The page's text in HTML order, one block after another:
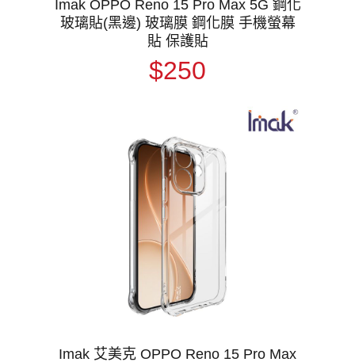
Imak OPPO Reno 15 Pro Max 5G 鋼化
玻璃貼(黑邊) 玻璃膜 鋼化膜 手機螢幕
貼 保護貼
$250
Imak 艾美克 OPPO Reno 15 Pro Max